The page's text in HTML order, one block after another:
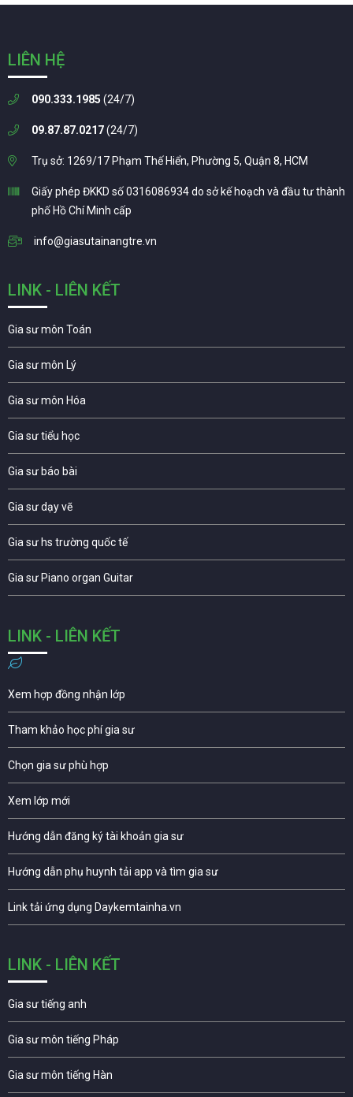
LIÊN HỆ
090.333.1985 (24/7)
09.87.87.0217(24/7)
Trụ sở: 1269/17 Phạm Thế Hiển, Phường 5, Quận 8, HCM
Giấy phép ĐKKD số 0316086934 do sở kế hoạch và đầu tư thành
phố Hồ Chí Minh cấp
info@giasutainangtre.vn
LINK - LIÊN KẾT
Gia sư môn Toán
Gia sư môn Lý
Gia sư môn Hóa
Gia sư tiểu học
Gia sư báo bài
Gia sư dạy vẽ
Gia sư hs trường quốc tế
Gia sư Piano organ Guitar
LINK - LIÊN KẾT
Xem hợp đồng nhận lớp
Tham khảo học phí gia sư
Chọn gia sư phù hợp
Xem lớp mới
Hướng dẫn đăng ký tài khoản gia sư
Hướng dẫn phụ huynh tải app và tìm gia sư
Link tải ứng dụng Daykemtainha.vn
LINK - LIÊN KẾT
Gia sư tiếng anh
Gia sư môn tiếng Pháp
Gia sư môn tiếng Hàn